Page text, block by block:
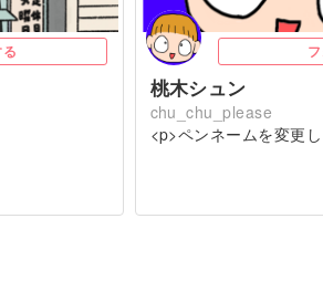
桃木シュン
chu_chu_please
<p>ペンネームを変更